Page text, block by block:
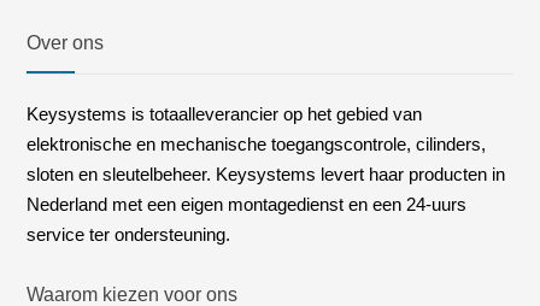
Over ons
Keysystems is totaalleverancier op het gebied van
elektronische en mechanische toegangscontrole, cilinders,
sloten en sleutelbeheer. Keysystems levert haar producten in
Nederland met een eigen montagedienst en een 24-uurs
service ter ondersteuning.
Waarom kiezen voor ons